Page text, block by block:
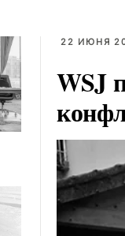
22 ИЮНЯ
WSJ